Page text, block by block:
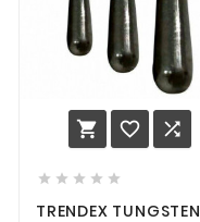
  
    
TRENDEX TUNGSTEN